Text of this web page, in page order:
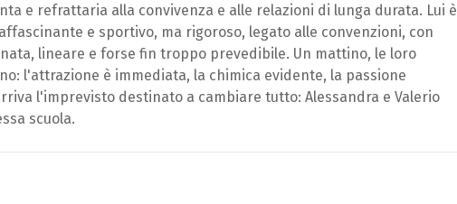
e refrattaria alla convivenza e alle relazioni di lunga durata. Lui è
e sportivo, ma rigoroso, legato alle convenzioni, con
lineare e forse fin troppo prevedibile. Un mattino, le loro
l'attrazione è immediata, la chimica evidente, la passione
l'imprevisto destinato a cambiare tutto: Alessandra e Valerio
scuola.